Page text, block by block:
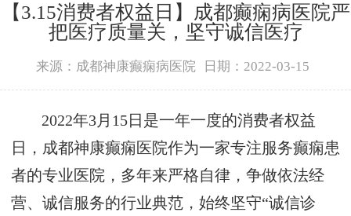
【3.15消费者权益日】成都癫痫病医院严
把医疗质量关，坚守诚信医疗
来源：成都神康癫痫病医院 日期：2022-03-15
2022年3月15日是一年一度的消费者权益
日，成都神康癫痫医院作为一家专注服务癫痫患
者的专业医院，多年来严格自律，争做依法经
营、诚信服务的行业典范，始终坚守“诚信诊